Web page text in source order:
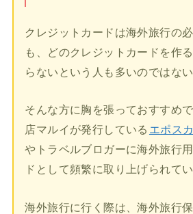
クレジットカードは海外旅行の
も、どのクレジットカードを作
らないという人も多いのではない
そんな方に胸を張っておすすめ
店マルイが発行している エポス
やトラベルブロガーに海外旅行
ドとして頻繁に取り上げられてい
海外旅行に行く際は、海外旅行